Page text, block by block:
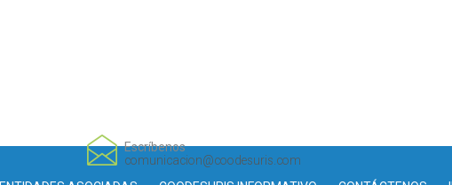
Escríbenos
comunicacion@coodesuris.com